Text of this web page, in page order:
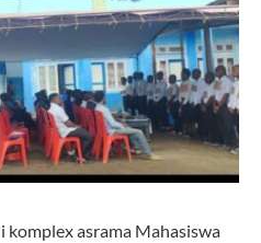
komplex asrama Mahasiswa